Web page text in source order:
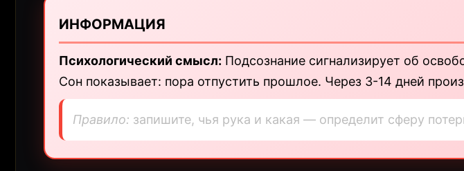
ИНФОРМАЦИЯ
Психологический смысл: Подсознание сигнализирует об
Сон показывает: пора отпустить прошлое. Через 3-14 дней
Правило: запишите, чья рука и какая — определит сферу